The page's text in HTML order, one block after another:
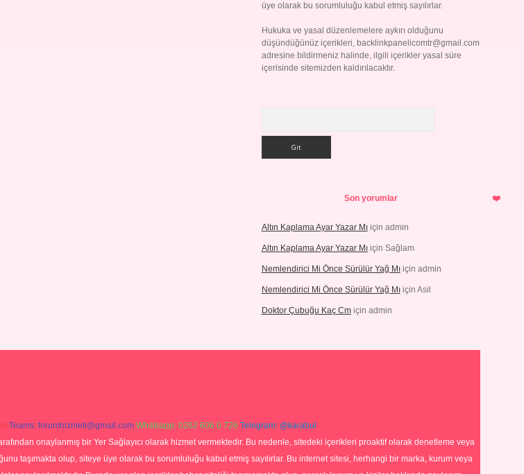
üye olarak bu sorumluluğu kabul etmiş sayılırlar.
Hukuka ve yasal düzenlemelere aykırı olduğunu
düşündüğünüz içerikleri, backlinkpanelicomtr@gmail.com
adresine bildirmeniz halinde, ilgili içerikler yasal süre
içerisinde sitemizden kaldırılacaktır.
Son yorumlar
Altın Kaplama Ayar Yazar Mıiçin admin
Altın Kaplama Ayar Yazar Mıiçin Sağlam
Nemlendirici Mi Önce Sürülür Yağ Mıiçin admin
Nemlendirici Mi Önce Sürülür Yağ Mıiçin Asil
Doktor Çubuğu Kaç Cmiçin admin
Teams: forumhizmeti@gmail.com Whatsapp: 0262 606 0 726 Telegram: @karabul
onaylanmış bir Yer Sağlayıcı olarak hizmet vermektedir. Bu nedenle, sitedeki içerikleri proaktif olarak denetleme veya
taşımakta olup, siteye üye olarak bu sorumluluğu kabul etmiş sayılırlar. Bu internet sitesi, herhangi bir marka, kurum veya